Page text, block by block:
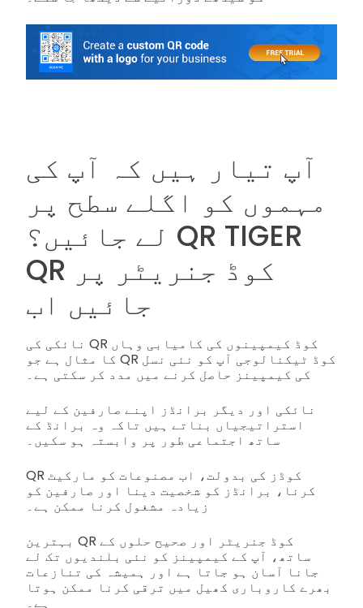
آپ تیار ہیں کہ آپ کی
مہموں کو اگلے سطح پر
لے جائیں؟ QR TIGER
QR کوڈ جنریٹر پر
جائیں اب
نائکی کی QR کوڈ کیمپینوں کی کامیابی وہاں
کا مثال ہے جو QR کوڈ ٹیکنالوجی آپ کو نئی نسل
کی کیمپینز حاصل کرنے میں مدد کر سکتی ہے۔
نائکی اور دیگر برانڈز اپنے صارفین کے لیے
استراتیجیاں بناتے ہیں تاکہ وہ برانڈ کے
ساتھ اجتماعی طور پر وابستہ ہو سکیں۔
QR کوڈز کی بدولت، اب مصنوعات کو مارکیٹ
کرنا، برانڈز کو شخصیت دینا اور صارفین کو
زیادہ مشغول کرنا ممکن ہے۔
بہترین QR کوڈ جنریٹر اور صحیح حلوں کے
ساتھ، آپ کے کیمپینز کو نئی بلندیوں تک لے
جانا آسان ہو جاتا ہے اور ہمیشہ کی تنازعات
بھرے کاروباری کھیل میں ترقی کرنا ممکن ہوتا
ہے۔